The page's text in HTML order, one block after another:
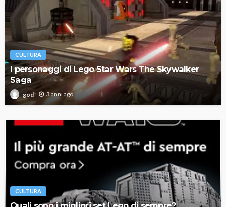
CULTURA
I personaggi di Lego Star Wars The Skywalker
Saga
god 3 anni ago
CULTURA